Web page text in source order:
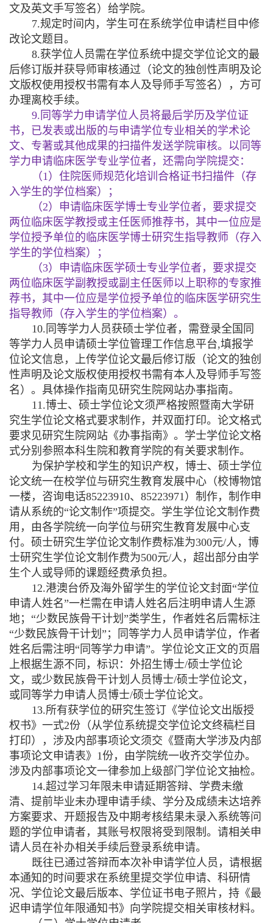
文及英文手写签名）给学院。
7.规定时间内，学生可在系统学位申请栏目中修
改论文题目。
8.获学位人员需在学位系统中提交学位论文的最
后修订版并获导师审核通过（论文的独创性声明及论
文版权使用授权书需有本人及导师手写签名），方可
办理离校手续。
9. 同等学力申请学位人员将最后学历及学位证
书，已发表或出版的与申请学位专业相关的学术论
文、专著或其他成果的扫描件发送学院审核。以同等
学力申请临床医学专业学位者，还需向学院提交：
（1 ）住院医师规范化培训合格证书扫描件（存
入学生的学位档案）；
（2）申请临床医学博士专业学位者，要求提交
两位临床医学教授或主任医师推荐书，其中一位应是
学位授予单位的临床医学博士研究生指导教师（存入
学生的学位档案）；
（3）申请临床医学硕士专业学位者，要求提交
两位临床医学副教授或副主任医师以上职称的专家推
荐书，其中一位应是学位授予单位的临床医学研究生
指导教师（存入学生的学位档案）。
10. 同等学力人员获硕士学位者，需登录全国同
等学力人员申请硕士学位管理工作信息平台,填报学
位论文信息，上传学位论文最后修订版（论文的独创
性声明及论文版权使用授权书需有本人及导师手写签
名）。具体操作指南见研究生院网站办事指南。
11.博士、硕士学位论文须严格按照暨南大学研
究生学位论文格式要求制作，并双面打印。论文格式
要求见研究生院网站《办事指南》。学士学位论文格
式分别参照本科生院和教育学院的有关要求制作。
为保护学校和学生的知识产权，博士、硕士学位
论文统一在校学位与研究生教育发展中心（校博物馆
一楼，咨询电话85223910、 85223971 ）制作，制作申
请从系统的“论文制作”项提交。学生学位论文制作费
用，由各学院统一向学位与研究生教育发展中心支
付。硕士研究生学位论文制作费标准为300元/人，博
士研究生学位论文制作费为500元/人，超出部分由学
生个人或导师的课题经费承负担。
12.港澳台侨及海外留学生的学位论文封面“学位
申请人姓名”一栏需在申请人姓名后注明申请人生源
地；“少数民族骨干计划”类学生，作者姓名后需标注
“少数民族骨干计划”；同等学力人员申请学位，作者
姓名后需注明“同等学力申请”。学位论文正文的页眉
上根据生源不同，标识：外招生博士/硕士学位论
文，或少数民族骨干计划人员博士/硕士学位论文，
或同等学力申请人员博士/硕士学位论文。
13.所有获学位的研究生签订《学位论文出版授
权书》一式2份（从学位系统提交学位论文终稿栏目
打印），涉及内部事项论文须交《暨南大学涉及内部
事项论文申请表》 1份，由学院统一收齐交学位办。
涉及内部事项论文一律参加上级部门学位论文抽检。
14.超过学习年限未申请延期答辩、学费未缴
清、提前毕业未办理申请手续、学分及成绩未达培养
方案要求、开题报告及中期考核结果未录入系统等问
题的学位申请者，其账号权限将受到限制。请相关申
请人员在补办相关手续后登录系统申请。
既往已通过答辩而本次补申请学位人员，请根据
本通知的时间要求在系统里提交学位申请、科研情
况、学位论文最后版本、学位证书电子照片，持《最
迟申请学位年限通知书》向学院提交相关审核材料。